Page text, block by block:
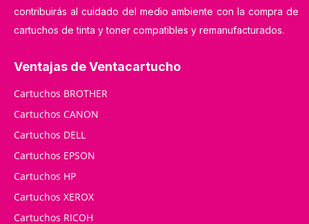
contribuirás al cuidado del medio ambiente con la compra de
cartuchos de tinta y toner compatibles y remanufacturados.
Ventajas de Ventacartucho
Cartuchos BROTHER
Cartuchos CANON
Cartuchos DELL
Cartuchos EPSON
Cartuchos HP
Cartuchos XEROX
Cartuchos RICOH